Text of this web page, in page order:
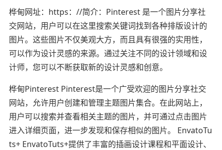
桦甸网址：https：//简介：Pinterest 是一个图片分享社
交网站，用户可以在这里搜索关键词找到各种排版设计的
图片。这些图片不仅美观大方，而且具有很强的实用性，
可以作为设计灵感的来源。通过关注不同的设计领域和设
计师，您可以不断获取新的设计灵感和创意。
桦甸Pinterest Pinterest是一个广受欢迎的图片分享社交
网站，允许用户创建和管理主题图片集合。在此网站上，
用户可以搜索并查看相关主题的图片，并可通过点击图片
进入详细页面，进一步发现和保存相似的图片。 EnvatoTu
ts+ EnvatoTuts+提供了丰富的插画设计课程和平面设计、